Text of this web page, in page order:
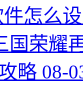
怎么
国荣耀
略 08-